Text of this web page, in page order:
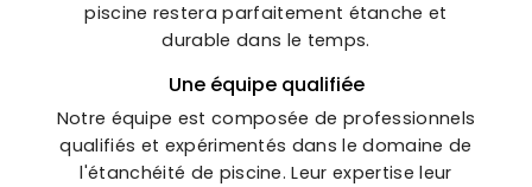
piscine restera parfaitement étanche et
durable dans le temps.
Une équipe qualifiée
Notre équipe est composée de professionnels
qualifiés et expérimentés dans le domaine de
l'étanchéité de piscine. Leur expertise leur